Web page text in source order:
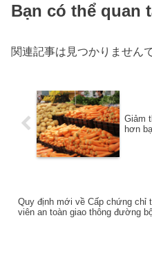
Bạn có thể quan
関連記事は見つかりません
Giảm
hơn
Quy định mới về Cấp chứng chỉ
viên an toàn giao thông đường